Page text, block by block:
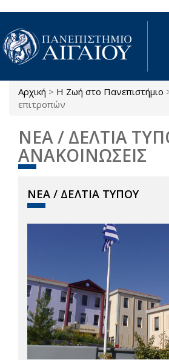
Παράκαμψη προς το κυρίως περιεχόμενο
Είστε εδώ
Αρχική > Η Ζωή στο Πανεπιστήμιο
επιτροπών
ΝΕΑ / ΔΕΛΤΙΑ
ΑΝΑΚΟΙΝΩΣΕΙΣ
ΝΕΑ / ΔΕΛΤΙΑ ΤΥΠΟΥ